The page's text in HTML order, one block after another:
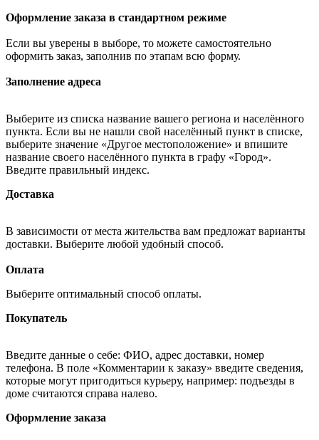
Оформление заказа в стандартном режиме
Если вы уверены в выборе, то можете самостоятельно
оформить заказ, заполнив по этапам всю форму.
Заполнение адреса
Выберите из списка название вашего региона и населённого
пункта. Если вы не нашли свой населённый пункт в списке,
выберите значение «Другое местоположение» и впишите
название своего населённого пункта в графу «Город».
Введите правильный индекс.
Доставка
В зависимости от места жительства вам предложат варианты
доставки. Выберите любой удобный способ.
Оплата
Выберите оптимальный способ оплаты.
Покупатель
Введите данные о себе: ФИО, адрес доставки, номер
телефона. В поле «Комментарии к заказу» введите сведения,
которые могут пригодиться курьеру, например: подъезды в
доме считаются справа налево.
Оформление заказа